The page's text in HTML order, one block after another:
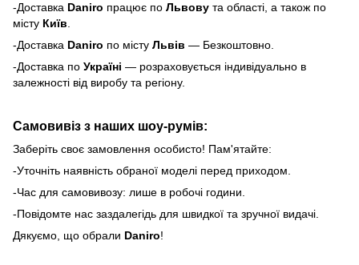
-Доставка Daniro працює по Львову та області, а також по
місту Київ.
-Доставка Daniro по місту Львів — Безкоштовно.
-Доставка по Україні — розраховується індивідуально в
залежності від виробу та регіону.
Самовивіз з наших шоу-румів:
Заберіть своє замовлення особисто! Пам'ятайте:
-Уточніть наявність обраної моделі перед приходом.
-Час для самовивозу: лише в робочі години.
-Повідомте нас заздалегідь для швидкої та зручної видачі.
Дякуємо, що обрали Daniro!